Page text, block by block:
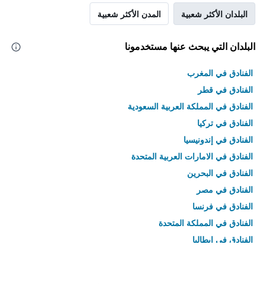
البلدان الأكثر شعبية المدن الأكثر شعبية
البلدان التي يبحث عنها مستخدمونا
الفنادق في المغرب
الفنادق في قطر
الفنادق في المملكة العربية السعودية
الفنادق في تركيا
الفنادق في إندونيسيا
الفنادق في الامارات العربية المتحدة
الفنادق في البحرين
الفنادق في مصر
الفنادق في فرنسا
الفنادق في المملكة المتحدة
الفنادق في إيطاليا